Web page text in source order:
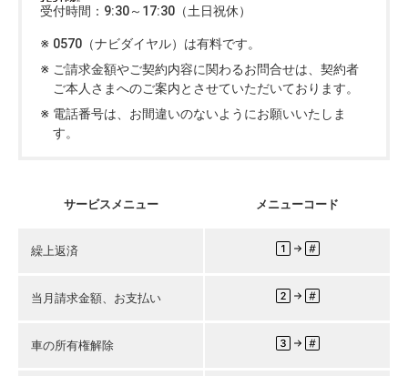
受付時間：9:30～17:30（土日祝休）
0570（ナビダイヤル）は有料です。
ご請求金額やご契約内容に関わるお問合せは、契約者
ご本人さまへのご案内とさせていただいております。
電話番号は、お間違いのないようにお願いいたしま
す。
サービスメニュー メニューコード
繰上返済
当月請求金額、お支払い
車の所有権解除